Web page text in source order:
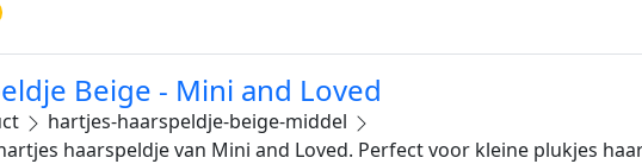
Beige - Mini and Loved
hartjes-haarspeldje-beige-middel
haarspeldje van Mini and Loved. Perfect voor kleine plukjes